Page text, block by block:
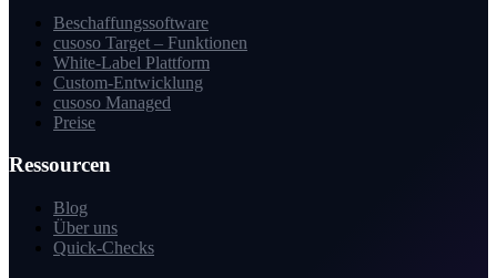
Beschaffungssoftware
cusoso Target – Funktionen
White-Label Plattform
Custom-Entwicklung
cusoso Managed
Preise
Ressourcen
Blog
Über uns
Quick-Checks